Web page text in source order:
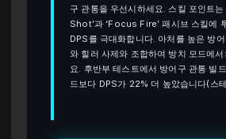
구 관통을 우선시하세요. 스킬 포인트
Shot’과 ‘Focus Fire’ 패시브 스킬에
DPS를 극대화합니다. 아처를 높은 방
와 힐러 사제와 조합하여 방치 모드에
요. 후반부 테스트에서 방어구 관통 빌
드보다 DPS가 22% 더 높았습니다(스